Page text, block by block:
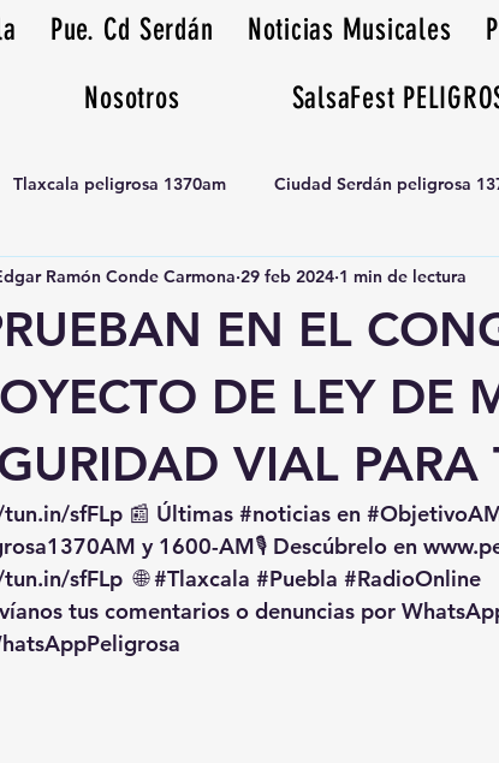
Pue. Cd Serdán Noticias Musicales
Nosotros SalsaFest
Tlaxcala peligrosa 1370am Ciudad Serdán peligrosa
radio 1370am Tianguis peligrosa 1370am huamantla
EN EL
DE LEY DE
VIAL
Ramón Conde Carmona 29 feb 2024 1 min de lectura
sfFLp 📰 Últimas #noticias en
y 1600-AM🎙️ Descúbrelo en
sfFLp 🌐 #Tlaxcala #Puebla #RadioOnline
tus comentarios o denuncias por